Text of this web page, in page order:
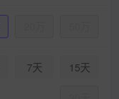
7天 15天